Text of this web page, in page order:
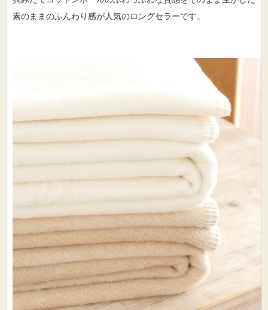
素のままのふんわり感が人気のロングセラーです。